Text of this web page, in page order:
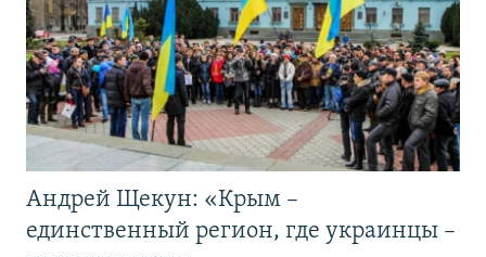
Андрей Щекун: «Крым –
единственный регион, где украинцы –